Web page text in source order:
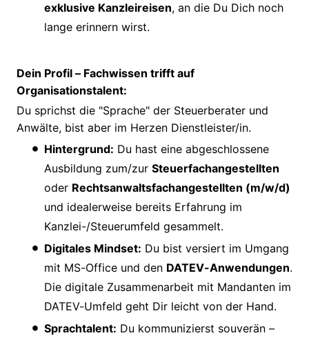
exklusive Kanzleireisen, an die Du Dich noch
lange erinnern wirst.
Dein Profil – Fachwissen trifft auf
Organisationstalent:
Du sprichst die "Sprache" der Steuerberater und
Anwälte, bist aber im Herzen Dienstleister/in.
Hintergrund: Du hast eine abgeschlossene
Ausbildung zum/zur Steuerfachangestellten
oder Rechtsanwaltsfachangestellten (m/w/d)
und idealerweise bereits Erfahrung im
Kanzlei-/Steuerumfeld gesammelt.
Digitales Mindset: Du bist versiert im Umgang
mit MS-Office und den DATEV-Anwendungen.
Die digitale Zusammenarbeit mit Mandanten im
DATEV-Umfeld geht Dir leicht von der Hand.
Sprachtalent: Du kommunizierst souverän –